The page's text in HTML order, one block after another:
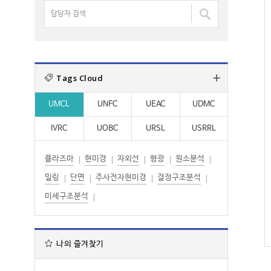
검
색
담
색
:
Tags Cloud
UMCL UNFC UEAC UDMC
IVRC UOBC URSL USRRL
플라즈마 현미경 자외선 형광 원소분석
밀링 단면 주사전자현미경 결정구조분석
미세구조분석
나의 즐겨찾기